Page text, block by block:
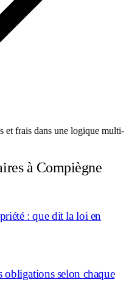
et frais dans une logique multi-
à Compiègne
: que dit la loi en
obligations selon chaque